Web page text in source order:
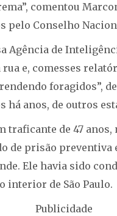
comentou
Conselho
Agência de
e, comesses
foragidos”,
anos, de outros
traficante de 47
de prisão
Ele havia sido
interior de São Paulo.
Publicidade